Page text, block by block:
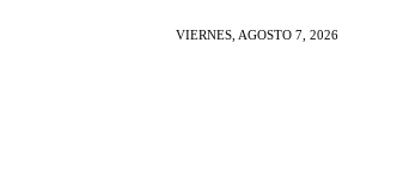
VIERNES, AGOSTO 7, 2026